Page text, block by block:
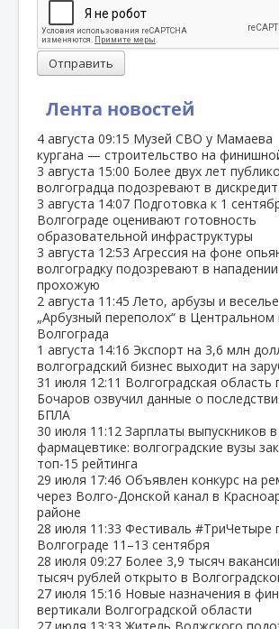
Лента новостей
4 августа 09:15 Музей СВО у Мамаева
кургана — строительство на
3 августа 15:00 Более двух лет
волгоградца подозревают в
3 августа 14:07 Подготовка к 1
Волгограде оценивают готовность
образовательной инфраструктуры
3 августа 12:53 Агрессия на фоне
волгоградку подозревают в
прохожую
2 августа 11:45 Лето, арбузы и
„Арбузный переполох“ в Центральном
Волгограда
1 августа 14:16 Экспорт на 3,6 млн
волгоградский бизнес выходит на
31 июля 12:11 Волгоградская область
Бочаров озвучил данные о
БПЛА
30 июля 11:12 Зарплаты выпускников
фармацевтике: волгоградские вузы
топ‑15 рейтинга
29 июля 17:46 Объявлен конкурс на
через Волго‑Донской канал в
районе
28 июля 11:33 Фестиваль #ТриЧетыре
Волгограде 11–13 сентября
28 июля 09:27 Более 3,9 тысяч
тысяч рублей открыто в
27 июля 15:16 Новые назначения в
вертикали Волгоградской области
Отправить